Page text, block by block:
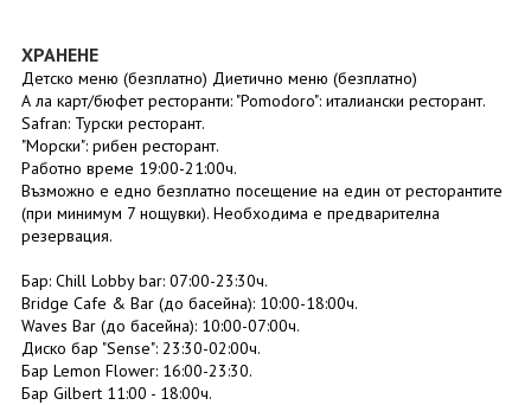
ХРАНЕНЕ
Детско меню (безплатно) Диетично меню (безплатно)
А ла карт/бюфет ресторанти: "Pomodoro": италиански ресторант.
Safran: Турски ресторант.
"Морски": рибен ресторант.
Работно време 19:00-21:00ч.
Възможно е едно безплатно посещение на един от ресторантите
(при минимум 7 нощувки). Необходима е предварителна
резервация.
Бар: Chill Lobby bar: 07:00-23:30ч.
Bridge Cafe & Bar (до басейна): 10:00-18:00ч.
Waves Bar (до басейна): 10:00-07:00ч.
Диско бар "Sense": 23:30-02:00ч.
Бар Lemon Flower: 16:00-23:30.
Бар Gilbert 11:00 - 18:00ч.